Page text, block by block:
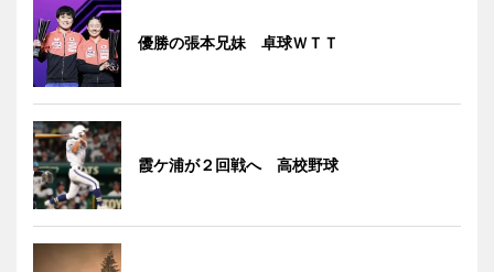
優勝の張本兄妹 卓球ＷＴＴ
霞ケ浦が２回戦へ 高校野球